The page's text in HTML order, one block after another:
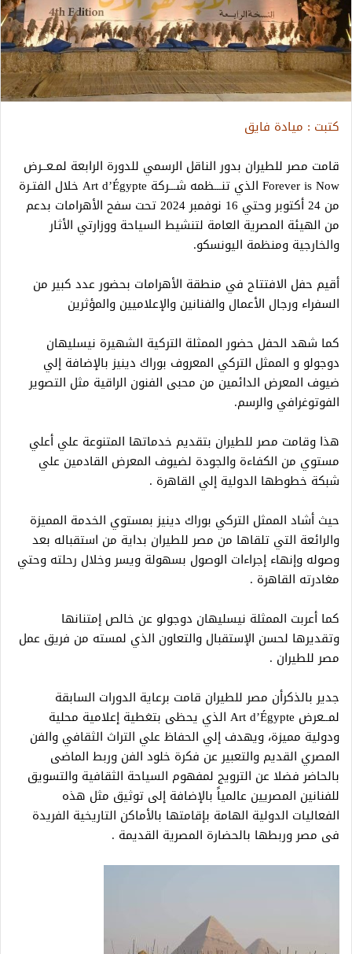
كتبت : ميادة فايق
قامت مصر للطيران بدور الناقل الرسمي للدورة الرابعة لمـعــرض
Forever is Now الذي تنـــظمه شـــركة Art d’Égypte خلال الفتـرة
من 24 أكتوبر وحتي 16 نوفمبر 2024 تحت سفح الأهرامات بدعم
من الهيئة المصرية العامة لتنشيط السياحة ووزارتي الأثار
والخارجية ومنظمة اليونسكو.
أقيم حفل الافتتاح في منطقة الأهرامات بحضور عدد كبير من
السفراء ورجال الأعمال والفنانين والإعلاميين والمؤثرين
كما شهد الحفل حضور الممثلة التركية الشهيرة نيسليهان
دوجولو و الممثل التركي المعروف بوراك دينيز بالإضافة إلي
ضيوف المعرض الدائمين من محبى الفنون الراقية مثل التصوير
الفوتوغرافي والرسم.
هذا وقامت مصر للطيران بتقديم خدماتها المتنوعة علي أعلي
مستوي من الكفاءة والجودة لضيوف المعرض القادمين علي
شبكة خطوطها الدولية إلي القاهرة .
حيث أشاد الممثل التركي بوراك دينيز بمستوي الخدمة المميزة
والرائعة التي تلقاها من مصر للطيران بداية من استقباله بعد
وصوله وإنهاء إجراءات الوصول بسهولة ويسر وخلال رحلته وحتي
مغادرته القاهرة .
كما أعربت الممثلة نيسليهان دوجولو عن خالص إمتنانها
وتقديرها لحسن الإستقبال والتعاون الذي لمسته من فريق عمل
مصر للطيران .
جدير بالذكرأن مصر للطيران قامت برعاية الدورات السابقة
لمــعرض Art d’Égypte الذي يحظى بتغطية إعلامية محلية
ودولية مميزة، ويهدف إلي الحفاظ علي التراث الثقافي والفن
المصري القديم والتعبير عن فكرة خلود الفن وربط الماضى
بالحاضر فضلا عن الترويج لمفهوم السياحة الثقافية والتسويق
للفنانين المصريين عالمياً بالإضافة إلى توثيق مثل هذه
الفعاليات الدولية الهامة بإقامتها بالأماكن التاريخية الفريدة
فى مصر وربطها بالحضارة المصرية القديمة .